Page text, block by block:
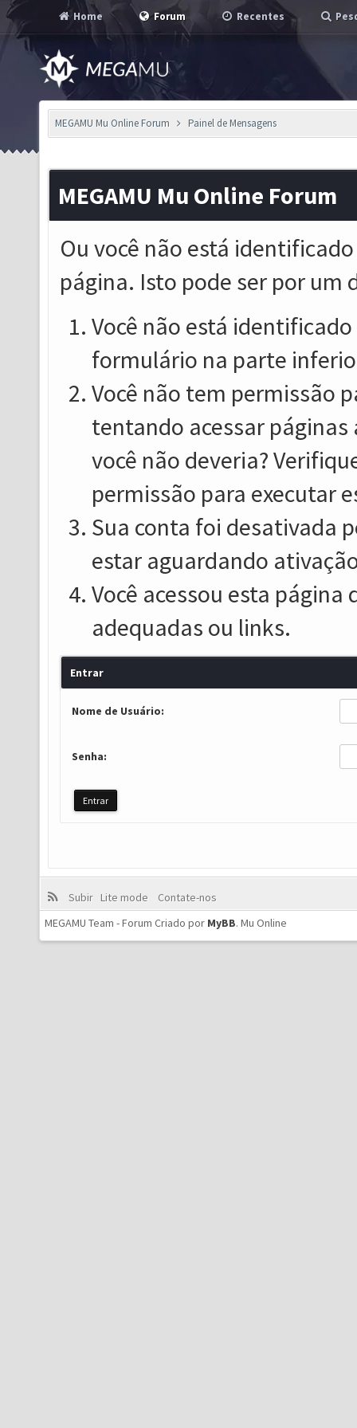
Home Forum Recentes
MEGAMU Mu Online Forum Painel de Mensagens
MEGAMU Mu Online Forum
Ou você não está
página. Isto pode ser por um
Você não está
formulário na parte
Você não tem permissão
tentando acessar
você não deveria?
permissão para executar
Sua conta foi desativada
estar aguardando
Você acessou esta
adequadas ou links.
Entrar
Nome de Usuário:
Senha:
Subir Lite mode
Contate-nos
MEGAMU Team - Forum Criado por MyBB. Mu Online